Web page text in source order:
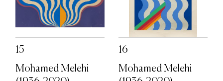
15
Mohamed Melehi
16
Mohamed Melehi